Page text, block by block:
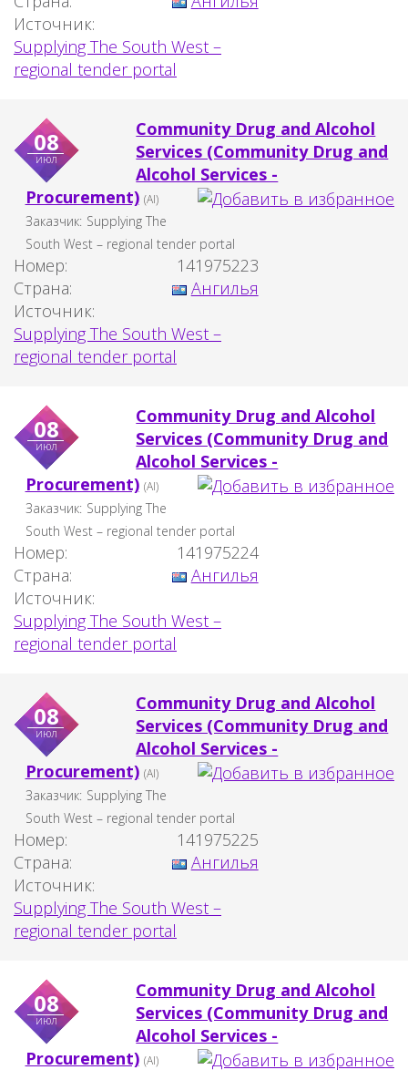
Источник:
Supplying The South West –
regional tender portal
08
июл
Community Drug and Alcohol
Services (Community Drug and
Alcohol Services -
Procurement) (AI)
Заказчик: Supplying The
South West – regional tender portal
Номер:
141975223
Страна:
Ангилья
Источник:
Supplying The South West –
regional tender portal
08
июл
Community Drug and Alcohol
Services (Community Drug and
Alcohol Services -
Procurement) (AI)
Заказчик: Supplying The
South West – regional tender portal
Номер:
141975224
Страна:
Ангилья
Источник:
Supplying The South West –
regional tender portal
08
июл
Community Drug and Alcohol
Services (Community Drug and
Alcohol Services -
Procurement) (AI)
Заказчик: Supplying The
South West – regional tender portal
Номер:
141975225
Страна:
Ангилья
Источник:
Supplying The South West –
regional tender portal
08
июл
Community Drug and Alcohol
Services (Community Drug and
Alcohol Services -
Procurement) (AI)